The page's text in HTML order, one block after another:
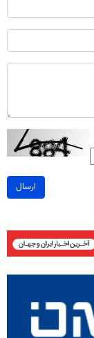
ارسال